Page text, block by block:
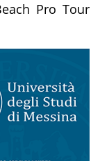
Pro Tour